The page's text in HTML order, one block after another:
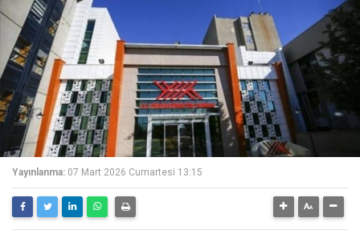
Yayınlanma: 07 Mart 2026 Cumartesi 13:15